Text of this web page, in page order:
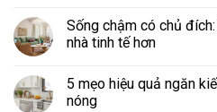
Sống chậm có chủ
nhà tinh tế hơn
5 mẹo hiệu quả ngăn
nóng